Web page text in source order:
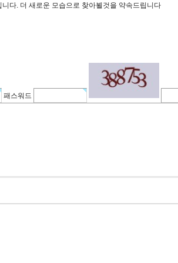
다. 더 새로운 모습으로 찾아뵐것을 약속드립니다
패스워드